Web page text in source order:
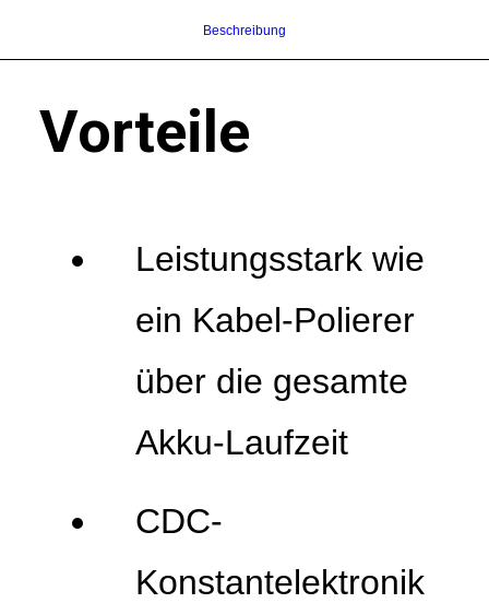
Beschreibung
Vorteile
Leistungsstark wie
ein Kabel-Polierer
über die gesamte
Akku-Laufzeit
CDC-
Konstantelektronik